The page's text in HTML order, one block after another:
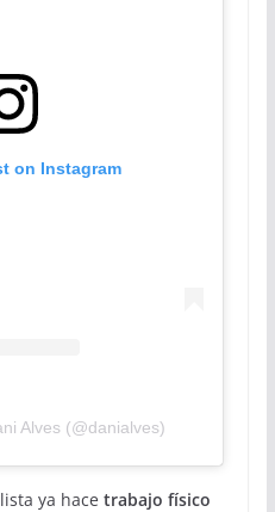
on Instagram
Alves (@danialves)
ya hace trabajo físico